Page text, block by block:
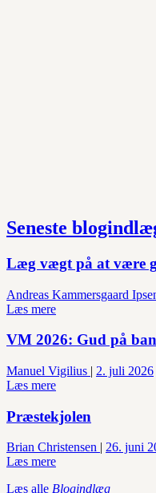
Seneste
Læg vægt på at være
Andreas Kammersgaard
Læs mere
VM 2026: Gud på
Manuel Vigilius | 2. juli 2026
Læs mere
Præstekjolen
Brian Christensen | 26. juni
Læs mere
Læs alle Blogindlæg